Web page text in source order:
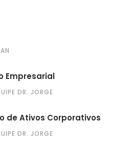
Empresarial
DR. JORGE
de Ativos Corporativos
DR. JORGE